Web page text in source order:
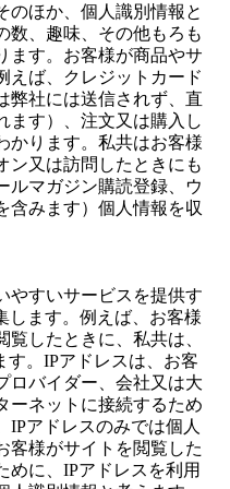
のほか、個人識別情報と
数、趣味、その他もろも
ます。お客様が商品やサ
えば、クレジットカード
弊社には送信されず、直
ます）、注文又は購入し
かります。私共はお客様
ン又は訪問したときにも
ルマガジン購読登録、ウ
含みます）個人情報を収
やすいサービスを提供す
します。例えば、お客様
したときに、私共は、
す。IPアドレスは、お客
ロバイダー、会社又は大
ーネットに接続するため
IPアドレスのみでは個人
客様がサイトを閲覧した
めに、IPアドレスを利用